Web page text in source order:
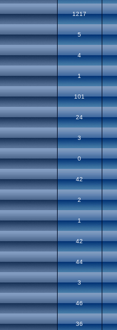
1217
5
4
1
101
24
3
0
42
2
1
42
44
3
46
36